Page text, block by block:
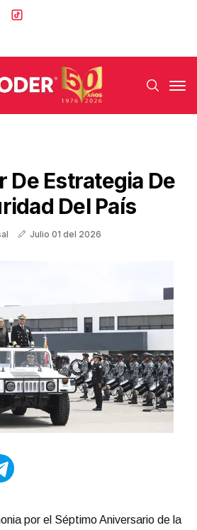
De Estrategia De
Del País
Julio 01 del 2026
por el Séptimo Aniversario de la